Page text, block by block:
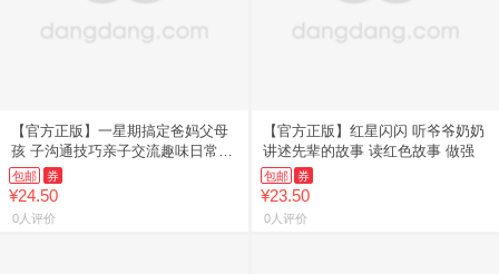
【官方正版】一星期搞定爸妈父母
孩 子沟通技巧亲子交流趣味日常生
活
包邮 券
¥24.50
0人评价
【官方正版】红星闪闪 听爷爷奶奶
讲述先辈的故事 读红色故事 做强
包邮 券
¥23.50
0人评价